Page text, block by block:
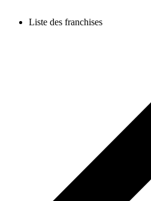
Liste des franchises